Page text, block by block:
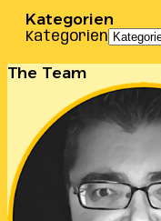
Kategorien
Kategorien
The Team